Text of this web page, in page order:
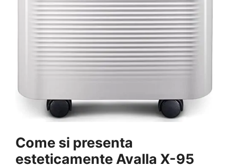
Come si presenta
esteticamente Avalla X-95